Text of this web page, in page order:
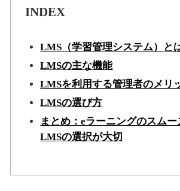
INDEX
LMS（学習管理システム）と
LMSの主な機能
LMSを利用する管理者のメリ
LMSの選び方
まとめ：eラーニングのスム
LMSの選択が大切